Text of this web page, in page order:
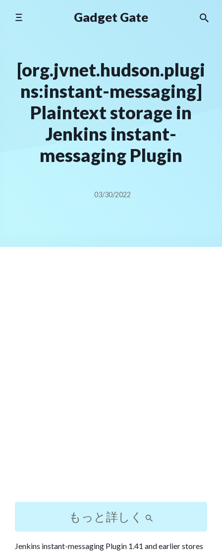
Gadget Gate
[org.jvnet.hudson.plugi
ns:instant-messaging]
Plaintext storage in
Jenkins instant-
messaging Plugin
03/30/2022
もっと詳しく
Jenkins instant-messaging Plugin 1.41 and earlier stores